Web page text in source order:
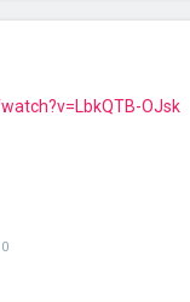
OJsk